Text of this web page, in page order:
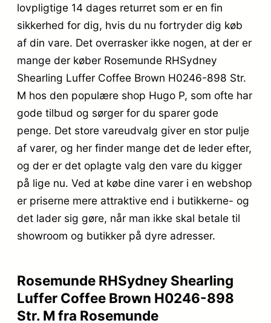
lovpligtige 14 dages returret som er en fin
sikkerhed for dig, hvis du nu fortryder dig køb
af din vare. Det overrasker ikke nogen, at der er
mange der køber Rosemunde RHSydney
Shearling Luffer Coffee Brown H0246-898 Str.
M hos den populære shop Hugo P, som ofte har
gode tilbud og sørger for du sparer gode
penge. Det store vareudvalg giver en stor pulje
af varer, og her finder mange det de leder efter,
og der er det oplagte valg den vare du kigger
på lige nu. Ved at købe dine varer i en webshop
er priserne mere attraktive end i butikkerne- og
det lader sig gøre, når man ikke skal betale til
showroom og butikker på dyre adresser.
Rosemunde RHSydney Shearling
Luffer Coffee Brown H0246-898
Str. M fra Rosemunde